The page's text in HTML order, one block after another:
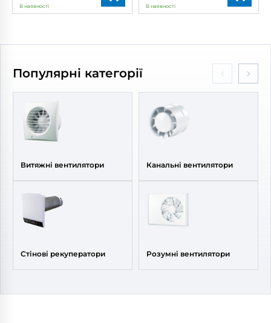
В наявності
Артикул: 0687910725
В наявності
Артикул: 0687973858
Популярні категорії
Витяжні вентилятори
Стінові рекуператори
Канальні вентилятори
Розумні вентилятори